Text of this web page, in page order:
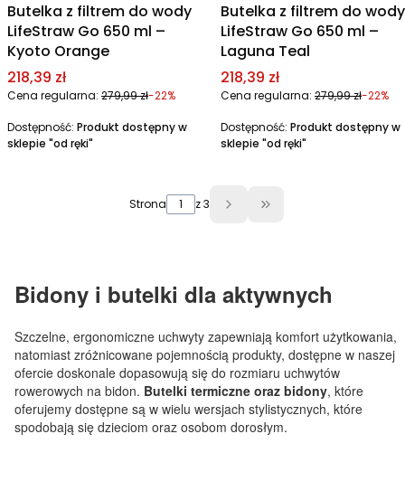
Butelka z filtrem do wody
LifeStraw Go 650 ml –
Kyoto Orange
Cena promocyjna
218,39 zł
Cena regularna: 279,99 zł-22%
Dostępność: Produkt dostępny w
sklepie "od ręki"
Butelka z filtrem do wody
LifeStraw Go 650 ml –
Laguna Teal
Cena promocyjna
218,39 zł
Cena regularna: 279,99 zł-22%
Dostępność: Produkt dostępny w
sklepie "od ręki"
Strona z 3 Przejdź do ostatniej
Bidony i butelki dla aktywnych
Szczelne, ergonomiczne uchwyty zapewniają komfort użytkowania,
natomiast zróżnicowane pojemnością produkty, dostępne w naszej
ofercie doskonale dopasowują się do rozmiaru uchwytów
rowerowych na bidon. Butelki termiczne oraz bidony, które
oferujemy dostępne są w wielu wersjach stylistycznych, które
spodobają się dzieciom oraz osobom dorosłym.